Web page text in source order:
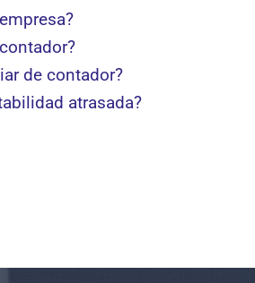
de contador?
atrasada?